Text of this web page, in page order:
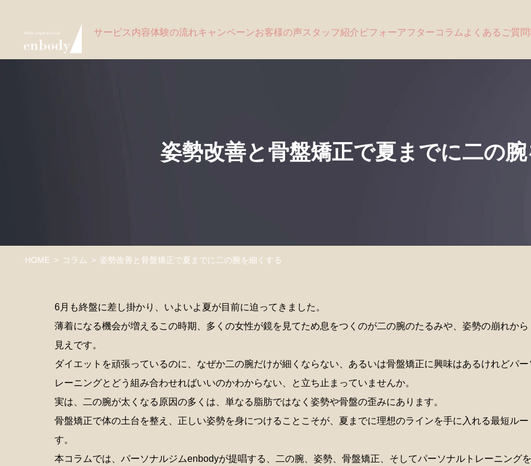
サービス内容体験の流れキャンペーンお客様の声スタッフ紹介 ビフォーアフター コラム よくあるご質問
姿勢改善と骨盤矯正で夏までに二の
HOME コラム 姿勢改善と骨盤矯正で夏までに二の腕を細くする
6月も終盤に差し掛かり、いよいよ夏が目前に迫ってきました。
薄着になる機会が増えるこの時期、多くの女性が鏡を見てため息をつくのが二の腕のたるみや、姿勢の崩れから
見えです。
ダイエットを頑張っているのに、なぜか二の腕だけが細くならない、あるいは骨盤矯正に興味はあるけれどパ
レーニングとどう組み合わせればいいのかわからない、と立ち止まっていませんか。
実は、二の腕が太くなる原因の多くは、単なる脂肪ではなく姿勢や骨盤の歪みにあります。
骨盤矯正で体の土台を整え、正しい姿勢を身につけることこそが、夏までに理想のラインを手に入れる最短ルー
す。
本コラムでは、パーソナルジムenbodyが提唱する、二の腕、姿勢、骨盤矯正、そしてパーソナルトレーニング